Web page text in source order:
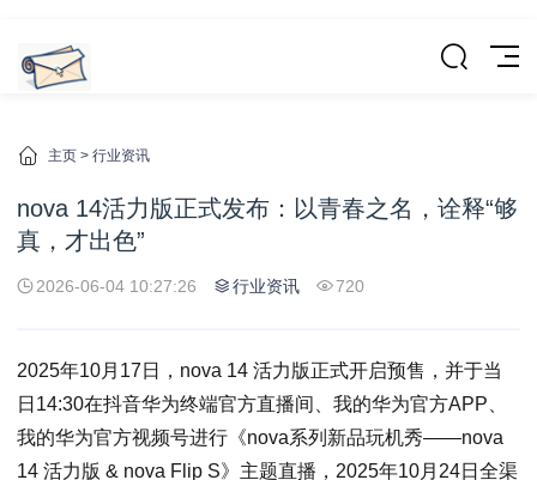
主页 > 行业资讯
nova 14活力版正式发布：以青春之名，诠释“够
真，才出色”
2026-06-04 10:27:26 行业资讯 720
2025年10月17日，nova 14 活力版正式开启预售，并于当
日14:30在抖音华为终端官方直播间、我的华为官方APP、
我的华为官方视频号进行《nova系列新品玩机秀——nova
14 活力版 & nova Flip S》主题直播，2025年10月24日全渠